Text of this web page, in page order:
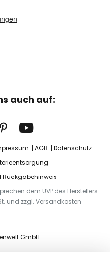
auch auf:
AGB
Datenschutz
dem UVP des Herstellers.
und zzgl. Versandkosten
GmbH